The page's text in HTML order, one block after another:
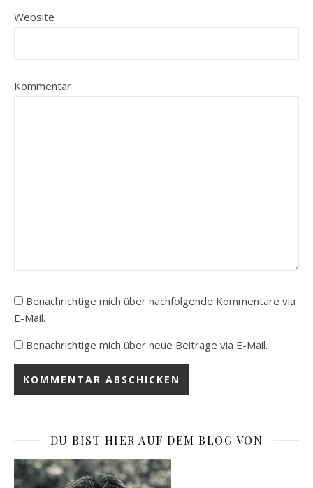
Website
Kommentar
Benachrichtige mich über nachfolgende Kommentare via
E-Mail.
Benachrichtige mich über neue Beiträge via E-Mail.
DU BIST HIER AUF DEM BLOG VON